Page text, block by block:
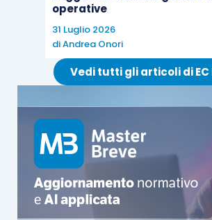
operative
31 Luglio 2026
diAndrea Onori
Vedi tutti gli articoli di EC